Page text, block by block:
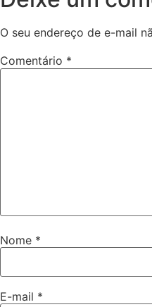
O seu endereço de e-mail
Comentário *
Nome *
E-mail *